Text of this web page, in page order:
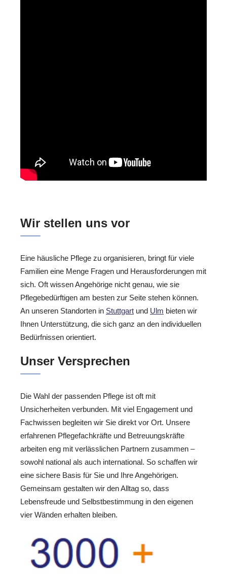
Wir stellen uns vor
Eine häusliche Pflege zu organisieren, bringt für viele
Familien eine Menge Fragen und Herausforderungen mit
sich. Oft wissen Angehörige nicht genau, wie sie
Pflegebedürftigen am besten zur Seite stehen können.
An unseren Standorten in Stuttgart und Ulm bieten wir
Ihnen Unterstützung, die sich ganz an den individuellen
Bedürfnissen orientiert.
Unser Versprechen
Die Wahl der passenden Pflege ist oft mit
Unsicherheiten verbunden. Mit viel Engagement und
Fachwissen begleiten wir Sie direkt vor Ort. Unsere
erfahrenen Pflegefachkräfte und Betreuungskräfte
arbeiten eng mit verlässlichen Partnern zusammen –
sowohl national als auch international. So schaffen wir
eine sichere Basis für Sie und Ihre Angehörigen.
Gemeinsam gestalten wir den Alltag so, dass
Lebensfreude und Selbstbestimmung in den eigenen
vier Wänden erhalten bleiben.